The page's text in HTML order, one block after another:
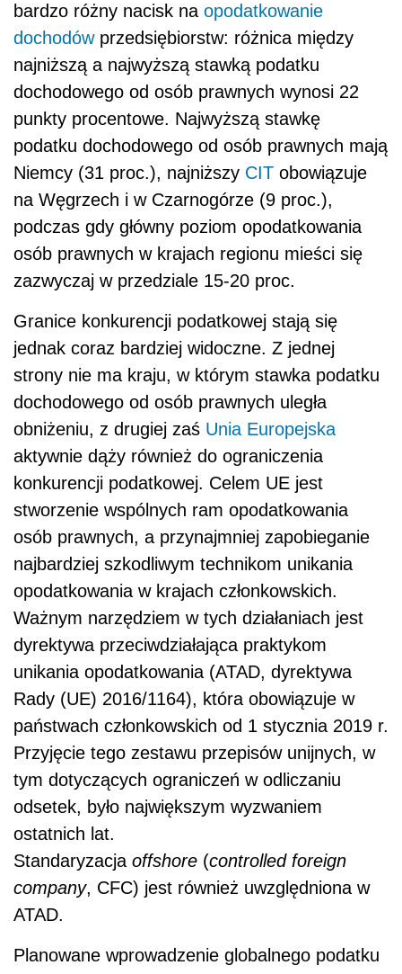
bardzo różny nacisk na opodatkowanie
dochodówprzedsiębiorstw: różnica między
najniższą a najwyższą stawką podatku
dochodowego od osób prawnych wynosi 22
punkty procentowe. Najwyższą stawkę
podatku dochodowego od osób prawnych mają
Niemcy (31 proc.), najniższy CIT obowiązuje
na Węgrzech i w Czarnogórze (9 proc.),
podczas gdy główny poziom opodatkowania
osób prawnych w krajach regionu mieści się
zazwyczaj w przedziale 15-20 proc.
Granice konkurencji podatkowej stają się
jednak coraz bardziej widoczne. Z jednej
strony nie ma kraju, w którym stawka podatku
dochodowego od osób prawnych uległa
obniżeniu, z drugiej zaś Unia Europejska
aktywnie dąży również do ograniczenia
konkurencji podatkowej. Celem UE jest
stworzenie wspólnych ram opodatkowania
osób prawnych, a przynajmniej zapobieganie
najbardziej szkodliwym technikom unikania
opodatkowania w krajach członkowskich.
Ważnym narzędziem w tych działaniach jest
dyrektywa przeciwdziałająca praktykom
unikania opodatkowania (ATAD, dyrektywa
Rady (UE) 2016/1164), która obowiązuje w
państwach członkowskich od 1 stycznia 2019 r.
Przyjęcie tego zestawu przepisów unijnych, w
tym dotyczących ograniczeń w odliczaniu
odsetek, było największym wyzwaniem
ostatnich lat.
Standaryzacja offshore (controlled foreign
company, CFC) jest również uwzględniona w
ATAD.
Planowane wprowadzenie globalnego podatku